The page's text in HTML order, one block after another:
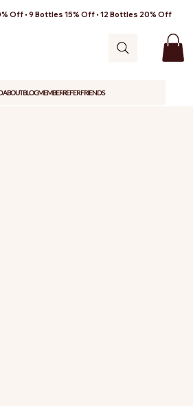
Off • 9 Bottles 15% Off • 12 Bottles 20% Off
ABOUTBLOGMEMBERREFER FRIENDS